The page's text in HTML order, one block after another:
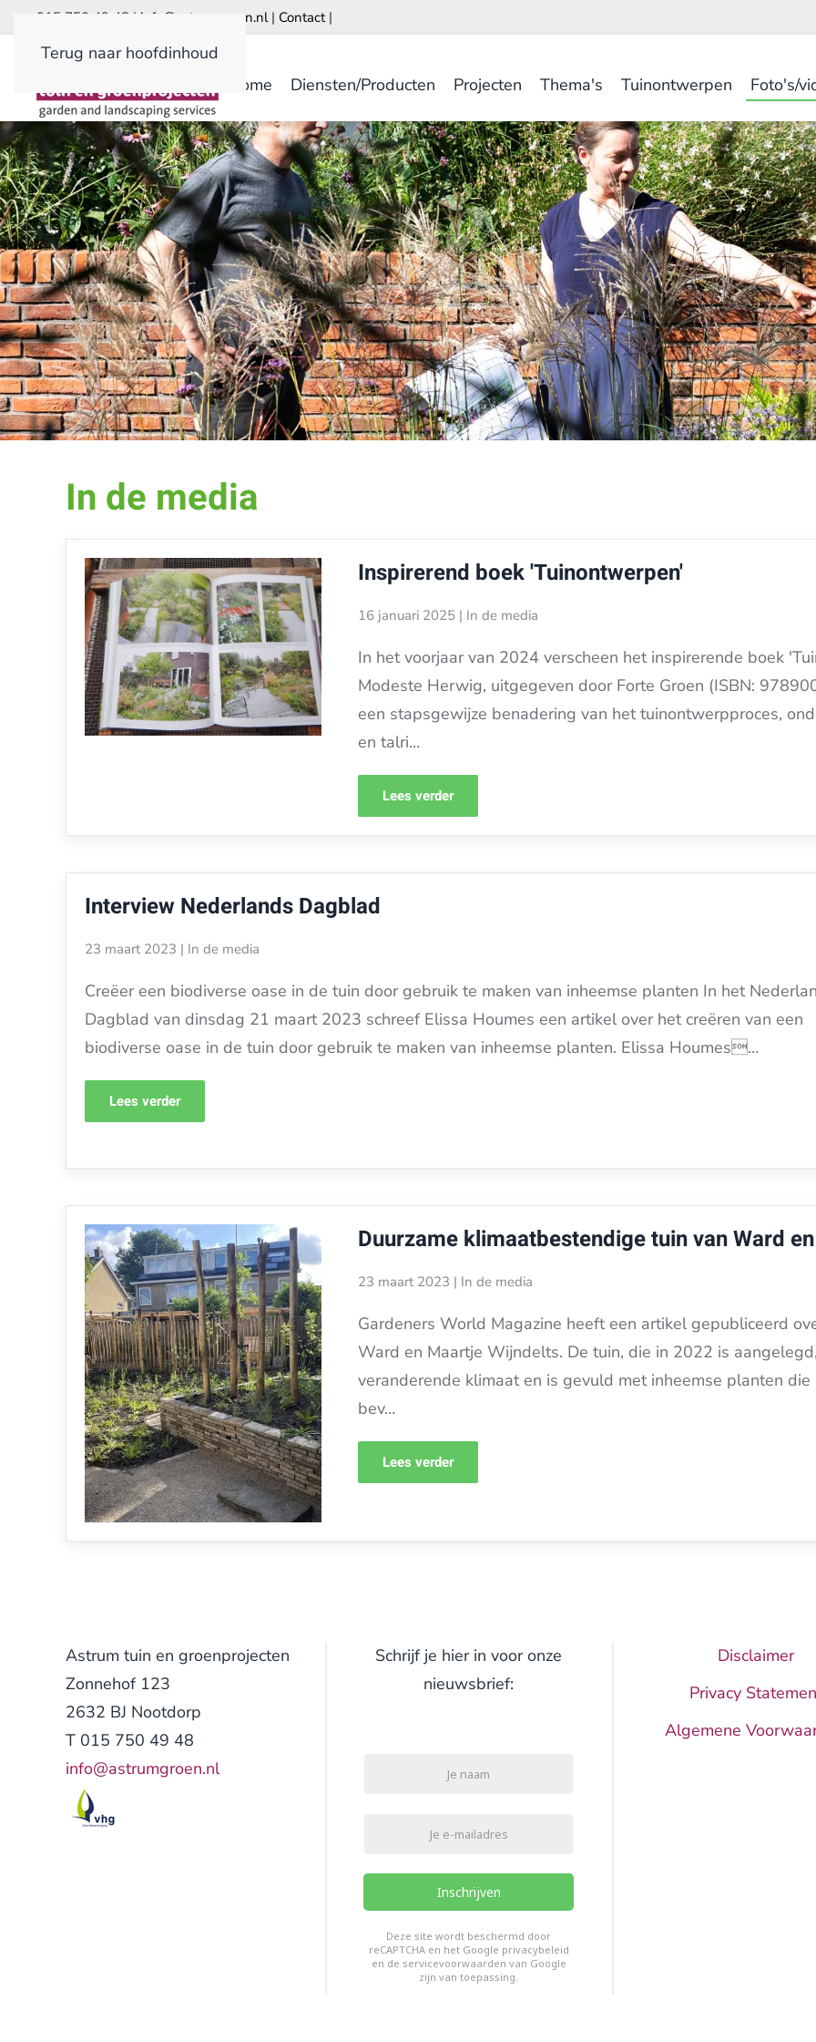
Terug naar hoofdinhoud
015 750 49 48 | info@astrumgroen.nl| Contact|
Home Diensten/Producten Projecten Thema's Tuinontwerpen Foto's/
In de media
Inspirerend boek 'Tuinontwerpen'
16 januari 2025| In de media
In het voorjaar van 2024 verscheen het inspirerende boek
Modeste Herwig, uitgegeven door Forte Groen (ISBN:
een stapsgewijze benadering van het tuinontwerpproces,
en talri…
Lees verder
Interview Nederlands Dagblad
23 maart 2023 | In de media
Creëer een biodiverse oase in de tuin door gebruik te maken van inheemse planten In het
Dagblad van dinsdag 21 maart 2023 schreef Elissa Houmes een artikel over het creëren van een
biodiverse oase in de tuin door gebruik te maken van inheemse planten. Elissa Houmes…
Lees verder
Duurzame klimaatbestendige tuin van Ward
23 maart 2023 | In de media
Gardeners World Magazine heeft een artikel gepubliceerd
Ward en Maartje Wijndelts. De tuin, die in 2022 is
veranderende klimaat en is gevuld met inheemse planten
bev…
Lees verder
Astrum tuin en groenprojecten
Zonnehof 123
2632 BJ Nootdorp
T 015 750 49 48
info@astrumgroen.nl
Schrijf je hier in voor onze
nieuwsbrief:
Inschrijven
reCHAPTCHA*
Deze site wordt beschermd door
reCAPTCHA en het Google privacybeleid
en de servicevoorwaarden van Google
zijn van toepassing.
Disclaimer
Privacy
Algemene